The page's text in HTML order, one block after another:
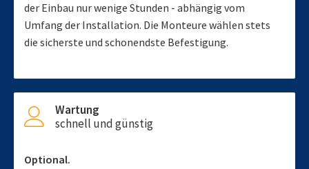
der Einbau nur wenige Stunden - abhängig vom
Umfang der Installation. Die Monteure wählen stets
die sicherste und schonendste Befestigung.
Wartung
schnell und günstig
Optional.